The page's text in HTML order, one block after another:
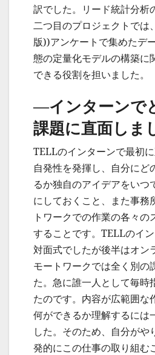
訳でした。リード統計分析
二つ目のプロジェクトでは
版))アンケートで集めたデ
態の定量化モデルの構築に
できる役割を担いました。
—インターンで
課題に直面しま
TELLのインターンで最初に
自発性を発揮し、自分にど
るか独自のアイデアをいつ
にしておくこと、また事務
トワークでの作業の各々の
することです。TELLのイ
対面式でしたが後半はオン
モートワークでは全く別の
た。急に誰一人として毎時
たのです。内容が広範囲な
何ができるか理解するには
した。そのため、自分がや
発的にこの仕事の取り組む